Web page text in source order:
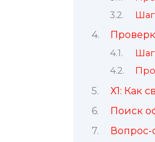
Х1: Как
Поиск
Вопрос-